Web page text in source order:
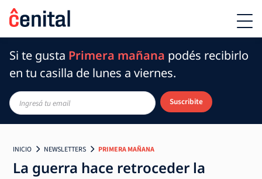
Si te gusta Primera mañana podés recibirlo
en tu casilla de lunes a viernes.
Suscribite
INICIO NEWSLETTERS PRIMERA MAÑANA
La guerra hace retroceder la